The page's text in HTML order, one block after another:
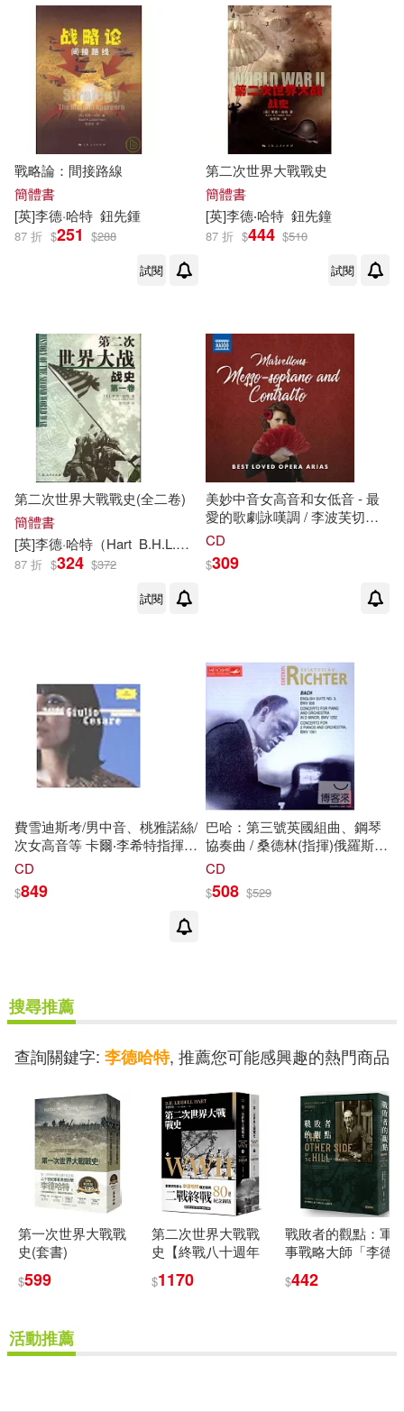
戰略論：間接路線
簡體書
[英]李德·哈特 鈕先鍾
87 折 $251 $288
試閱
第二次世界大戰戰史
簡體書
[英]李德‧哈特 鈕先鐘
87 折 $444 $510
試閱
第二次世界大戰戰史(全二卷)
簡體書
[英]李德·哈特 （Hart B.H.L.） 鈕先鍾
87 折 $324 $372
試閱
美妙中音女高音和女低音 - 最
愛的歌劇詠嘆調 / 李波芙切克
(次女高音) / 貝意
高音),葛娜西(次女高音),普里納
(女低音) / 阿巴多 (指揮),法索
Opera Arias / Lipovsek
(mezzo-soprano) /
Breedt(mezzo-
soprano),Ganassi(mezzo-
/ Halasz (conductor) /
Levine(conductor) / I
Barocchisti,Bavarian State
Orchestra, Budapest Failoni
Chamber Orchestra, Hong
Kong Philharmonic Orchestra)
CD
$309
費雪迪斯考/男中音、桃雅諾絲/
次女高音等 卡爾‧李希特指揮/
慕尼黑巴哈管弦樂團與合唱團 /
全曲
CD
$849
巴哈：第三號英國組曲、鋼琴
協奏曲 / 桑德林(指揮)俄羅斯國
家交響樂團 / 李希特鋼琴作品
Concreto for Piano and
CD
$508 $529
搜尋推薦
查詢關鍵字: 李德哈特, 推薦您可能感興趣的熱門商品
第一次世界大戰戰
史(套書)
$599
第二次世界大戰戰
史【終戰八十週年
$1170
戰敗者的觀點：軍
事戰略大師「李德
——尊重戰敗者，
$442
活動推薦